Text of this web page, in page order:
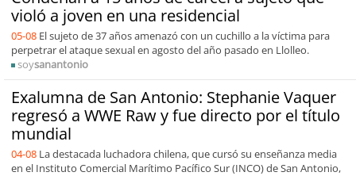
violó a joven en una residencial
05-08 El sujeto de 37 años amenazó con un cuchillo a la víctima para
perpetrar el ataque sexual en agosto del año pasado en Llolleo.
soysanantonio
Exalumna de San Antonio: Stephanie Vaquer
regresó a WWE Raw y fue directo por el título
mundial
04-08 La destacada luchadora chilena, que cursó su enseñanza media
en el Instituto Comercial Marítimo Pacífico Sur (INCO) de San Antonio,